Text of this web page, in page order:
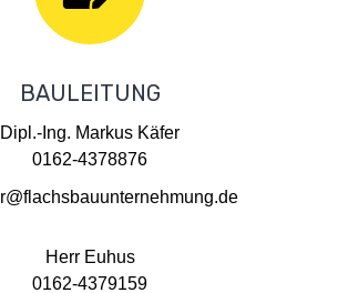
BAULEITUNG
Dipl.-Ing. Markus Käfer
0162-4378876
Herr Euhus
0162-4379159